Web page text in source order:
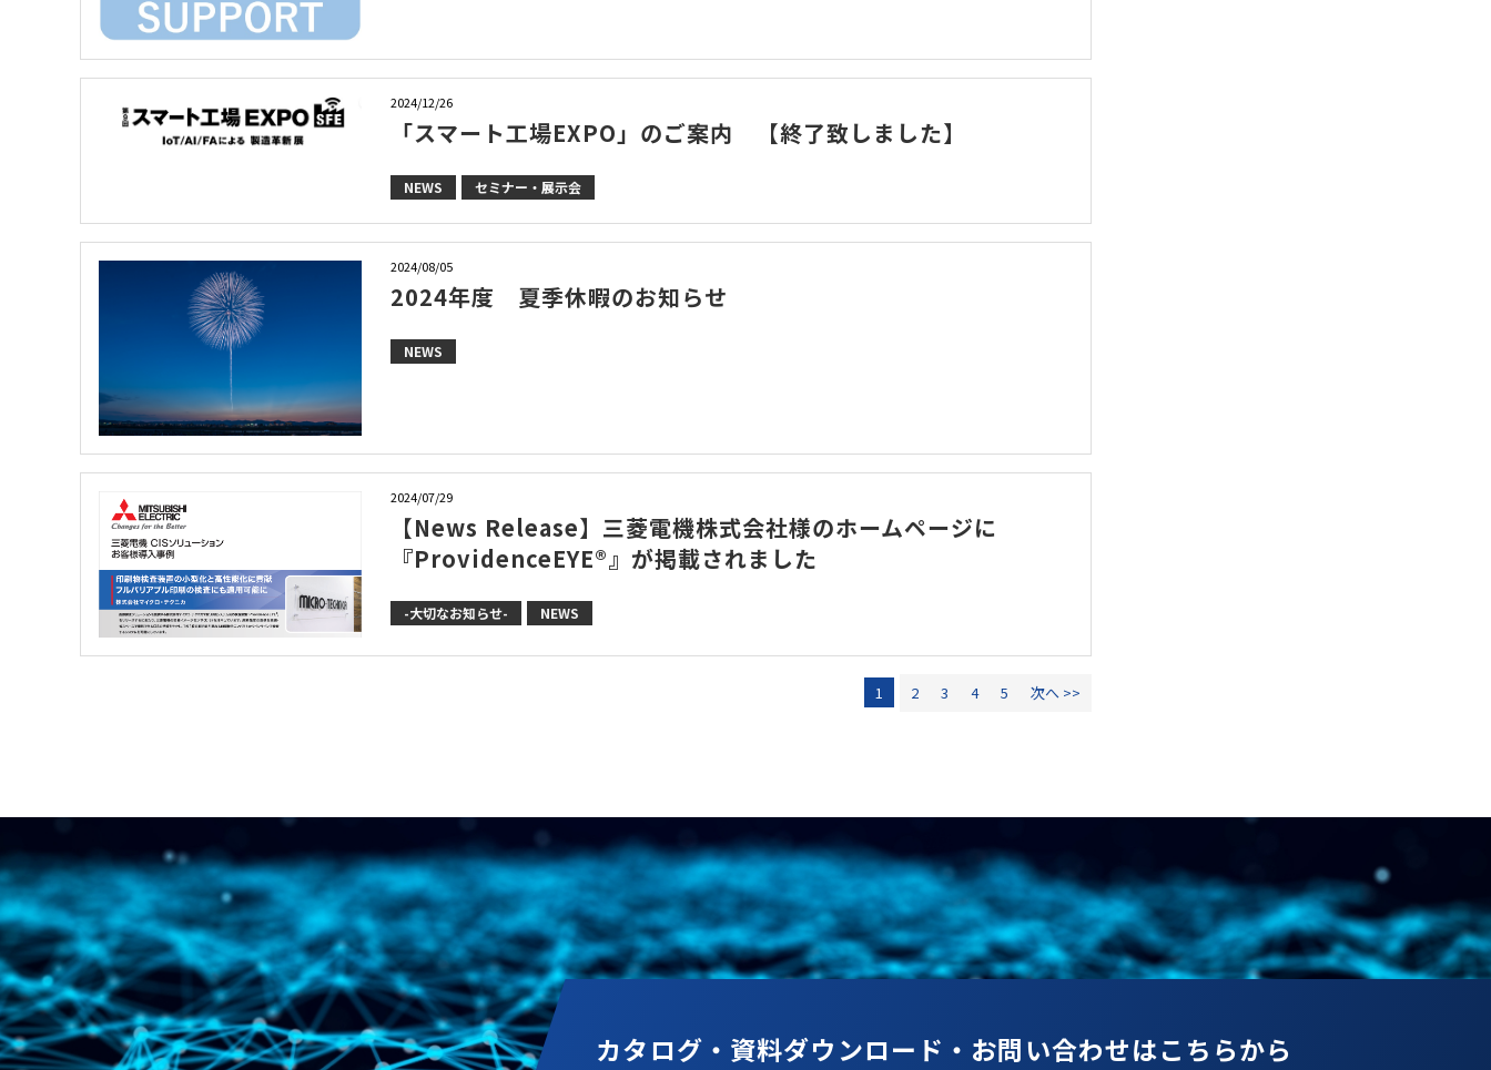
2024/12/26
「スマート工場EXPO」のご案内 【終了致しました】
NEWS セミナー・展示会
2024/08/05
2024年度 夏季休暇のお知らせ
NEWS
2024/07/29
【News Release】三菱電機株式会社様のホームページに
『ProvidenceEYE®』が掲載されました
-大切なお知らせ- NEWS
1 2 3 4 5 次へ >>
カタログ・資料ダウンロード・ お問い合わせはこちらから